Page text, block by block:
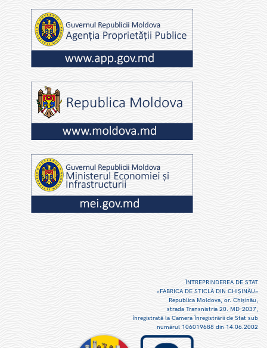
ÎNTREPRINDEREA DE STAT
«FABRICA DE STICLĂ DIN CHIŞINĂU»
Republica Moldova, or. Chişinău,
strada Transnistria 20. MD-2037,
înregistrată la Camera Înregistrării de Stat sub
numărul 106019688 din 14.06.2002